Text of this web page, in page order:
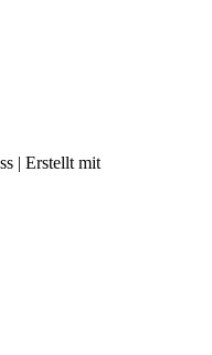
| Erstellt mit